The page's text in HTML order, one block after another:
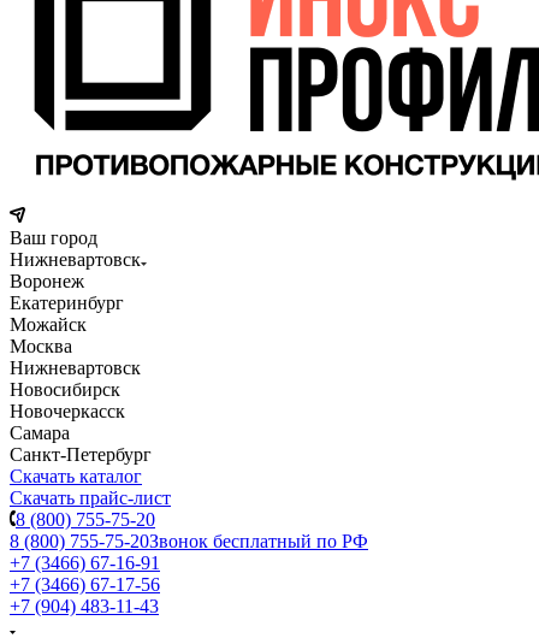
Ваш город
Нижневартовск
Воронеж
Екатеринбург
Можайск
Москва
Нижневартовск
Новосибирск
Новочеркасск
Самара
Санкт-Петербург
Скачать каталог
Скачать прайс-лист
8 (800) 755-75-20
8 (800) 755-75-20Звонок бесплатный по РФ
+7 (3466) 67-16-91
+7 (3466) 67-17-56
+7 (904) 483-11-43